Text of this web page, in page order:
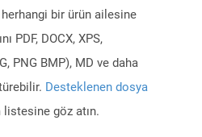
bir ürün ailesine
PDF, DOCX, XPS,
PNG BMP), MD ve daha
Desteklenen dosya
listesine göz atın.